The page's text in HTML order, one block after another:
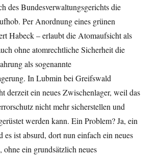
des Bundesverwaltungsgerichts die
Per Anordnung eines grünen
Habeck – erlaubt die Atomaufsicht als
ohne atomrechtliche Sicherheit die
als sogenannte
In Lubmin bei Greifswald
derzeit ein neues Zwischenlager, weil das
nicht mehr sicherstellen und
werden kann. Ein Problem? Ja, ein
es ist absurd, dort nun einfach ein neues
ohne ein grundsätzlich neues